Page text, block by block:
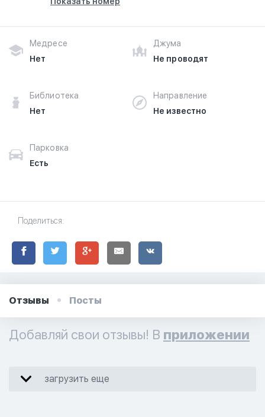
Медресе
Нет
Джума
Не проводят
Библиотека
Нет
Направление
Не известно
Парковка
Есть
Поделиться:
Отзывы Посты
Добавляй свои отзывы! В приложении
загрузить еще